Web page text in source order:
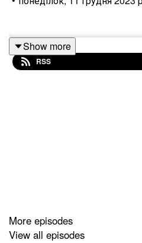
Show more
RSS
More episodes
View all episodes